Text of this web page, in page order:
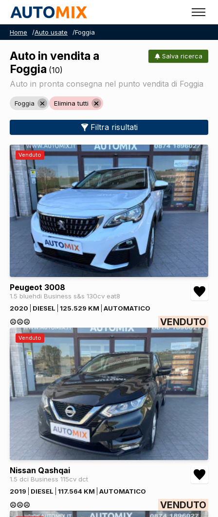
Home /Auto usate /Foggia
Auto in vendita a
Foggia (10)
Salva ricerca
Auto in pronta consegna nel punto vendita di Foggia
Foggia Elimina tutti
Filtra risultati
Venduto
Peugeot 3008
1.5 bluehdi Business s&s 130cv eat8
2020
DIESEL 125.529 KM
AUTOMATICO
☹️☹️☹️
VENDUTO
Venduto
Nissan Qashqai
1.5 dci Business 115cv dct
2019
DIESEL 117.564 KM
AUTOMATICO
☹️☹️☹️
VENDUTO